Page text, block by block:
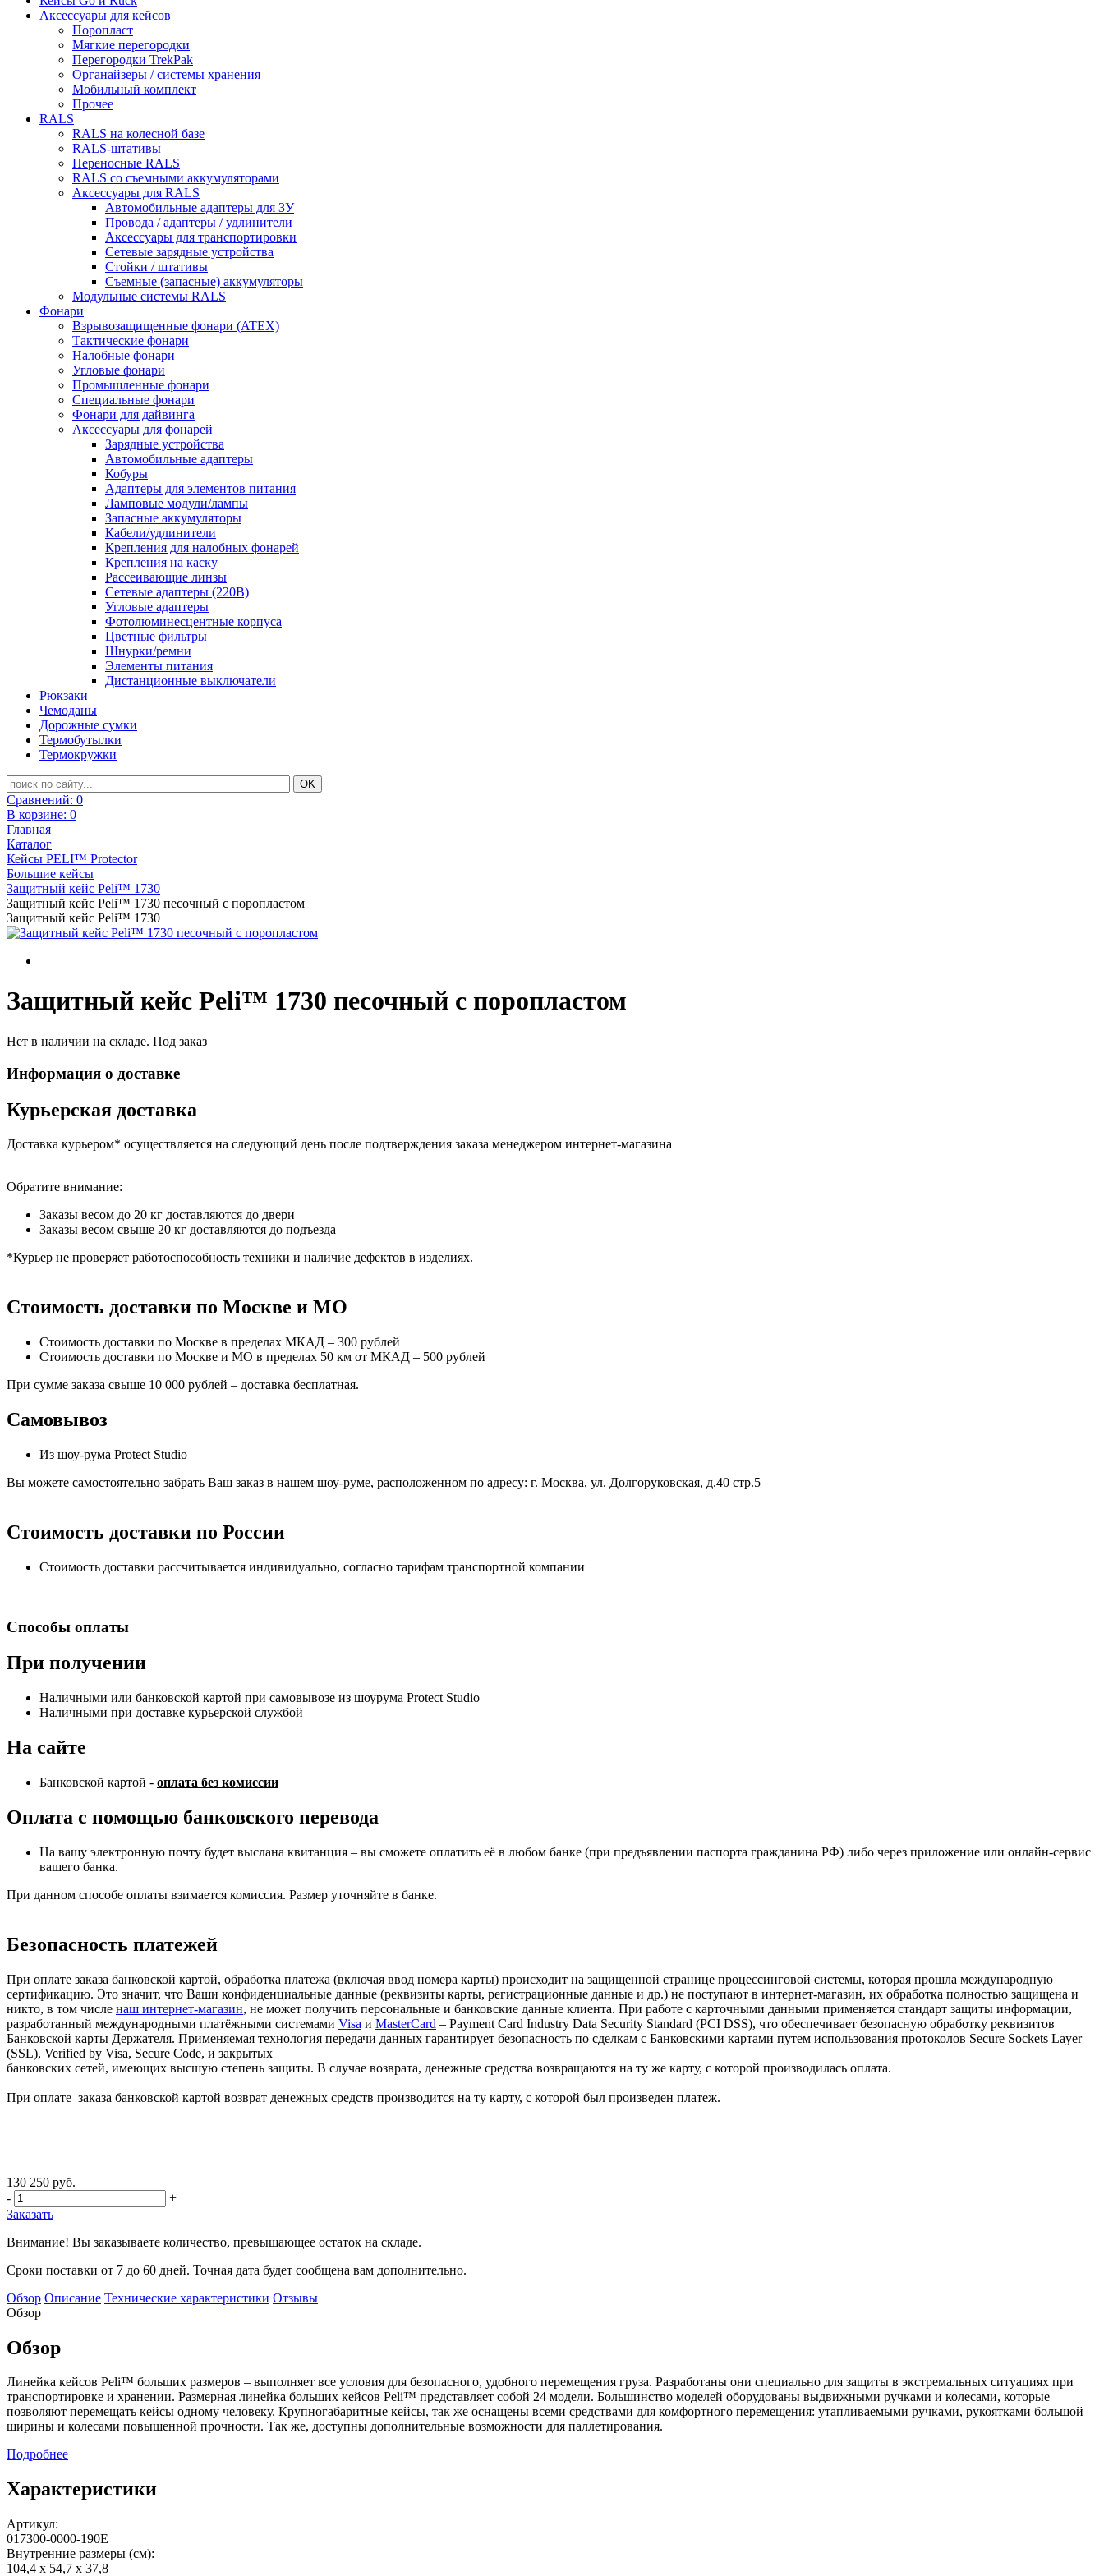
Аксессуары для кейсов
Поропласт
Мягкие перегородки
Перегородки TrekPak
Органайзеры / системы хранения
Мобильный комплект
Прочее
RALS
RALS на колесной базе
RALS-штативы
Переносные RALS
RALS со съемными аккумуляторами
Аксессуары для RALS
Автомобильные адаптеры для ЗУ
Провода / адаптеры / удлинители
Аксессуары для транспортировки
Сетевые зарядные устройства
Стойки / штативы
Съемные (запасные) аккумуляторы
Модульные системы RALS
Фонари
Взрывозащищенные фонари (ATEX)
Тактические фонари
Налобные фонари
Угловые фонари
Промышленные фонари
Специальные фонари
Фонари для дайвинга
Аксессуары для фонарей
Зарядные устройства
Автомобильные адаптеры
Кобуры
Адаптеры для элементов питания
Ламповые модули/лампы
Запасные аккумуляторы
Кабели/удлинители
Крепления для налобных фонарей
Крепления на каску
Рассеивающие линзы
Сетевые адаптеры (220В)
Угловые адаптеры
Фотолюминесцентные корпуса
Цветные фильтры
Шнурки/ремни
Элементы питания
Дистанционные выключатели
Рюкзаки
Чемоданы
Дорожные сумки
Термобутылки
Термокружки
Сравнений: 0
В корзине: 0
Главная
Каталог
Кейсы PELI™ Protector
Большие кейсы
Защитный кейс Peli™ 1730
Защитный кейс Peli™ 1730 песочный с поропластом
Защитный кейс Peli™ 1730
Защитный кейс Peli™ 1730 песочный с поропластом
Нет в наличии на складе. Под заказ
Информация о доставке
Курьерская доставка
Доставка курьером* осуществляется на следующий день после подтверждения заказа менеджером интернет-магазина
Обратите внимание:
Заказы весом до 20 кг доставляются до двери
Заказы весом свыше 20 кг доставляются до подъезда
*Курьер не проверяет работоспособность техники и наличие дефектов в изделиях.
Стоимость доставки по Москве и МО
Стоимость доставки по Москве в пределах МКАД – 300 рублей
Стоимость доставки по Москве и МО в пределах 50 км от МКАД – 500 рублей
При сумме заказа свыше 10 000 рублей – доставка бесплатная.
Самовывоз
Из шоу-рума Protect Studio
Вы можете самостоятельно забрать Ваш заказ в нашем шоу-руме, расположенном по адресу: г. Москва, ул. Долгоруковская, д.40 стр.5
Стоимость доставки по России
Стоимость доставки рассчитывается индивидуально, согласно тарифам транспортной компании
Способы оплаты
При получении
Наличными или банковской картой при самовывозе из шоурума Protect Studio
Наличными при доставке курьерской службой
На сайте
Банковской картой - оплата без комиссии
Оплата с помощью банковского перевода
На вашу электронную почту будет выслана квитанция – вы сможете оплатить её в любом банке (при предъявлении паспорта гражданина РФ) либо через приложение или онлайн-сервис
вашего банка.
При данном способе оплаты взимается комиссия. Размер уточняйте в банке.
Безопасность платежей
При оплате заказа банковской картой, обработка платежа (включая ввод номера карты) происходит на защищенной странице процессинговой системы, которая прошла международную
сертификацию. Это значит, что Ваши конфиденциальные данные (реквизиты карты, регистрационные данные и др.) не поступают в интернет-магазин, их обработка полностью защищена и
никто, в том числе наш интернет-магазин, не может получить персональные и банковские данные клиента. При работе с карточными данными применяется стандарт защиты информации,
разработанный международными платёжными системами Visa и MasterCard – Payment Card Industry Data Security Standard (PCI DSS), что обеспечивает безопасную обработку реквизитов
Банковской карты Держателя. Применяемая технология передачи данных гарантирует безопасность по сделкам с Банковскими картами путем использования протоколов Secure Sockets Layer
(SSL), Verified by Visa, Secure Code, и закрытых
банковских сетей, имеющих высшую степень защиты. В случае возврата, денежные средства возвращаются на ту же карту, с которой производилась оплата.
При оплате заказа банковской картой возврат денежных средств производится на ту карту, с которой был произведен платеж.
130 250 руб.
-
+
Заказать
Внимание! Вы заказываете количество, превышающее остаток на складе.
Сроки поставки от 7 до 60 дней. Точная дата будет сообщена вам дополнительно.
Обзор Описание Технические характеристики Отзывы
Обзор
Обзор
Линейка кейсов Peli™ больших размеров – выполняет все условия для безопасного, удобного перемещения груза. Разработаны они специально для защиты в экстремальных ситуациях при
транспортировке и хранении. Размерная линейка больших кейсов Peli™ представляет собой 24 модели. Большинство моделей оборудованы выдвижными ручками и колесами, которые
позволяют перемещать кейсы одному человеку. Крупногабаритные кейсы, так же оснащены всеми средствами для комфортного перемещения: утапливаемыми ручками, рукоятками большой
ширины и колесами повышенной прочности. Так же, доступны дополнительные возможности для паллетирования.
Подробнее
Характеристики
Артикул:
017300-0000-190E
Внутренние размеры (см):
104,4 x 54,7 x 37,8